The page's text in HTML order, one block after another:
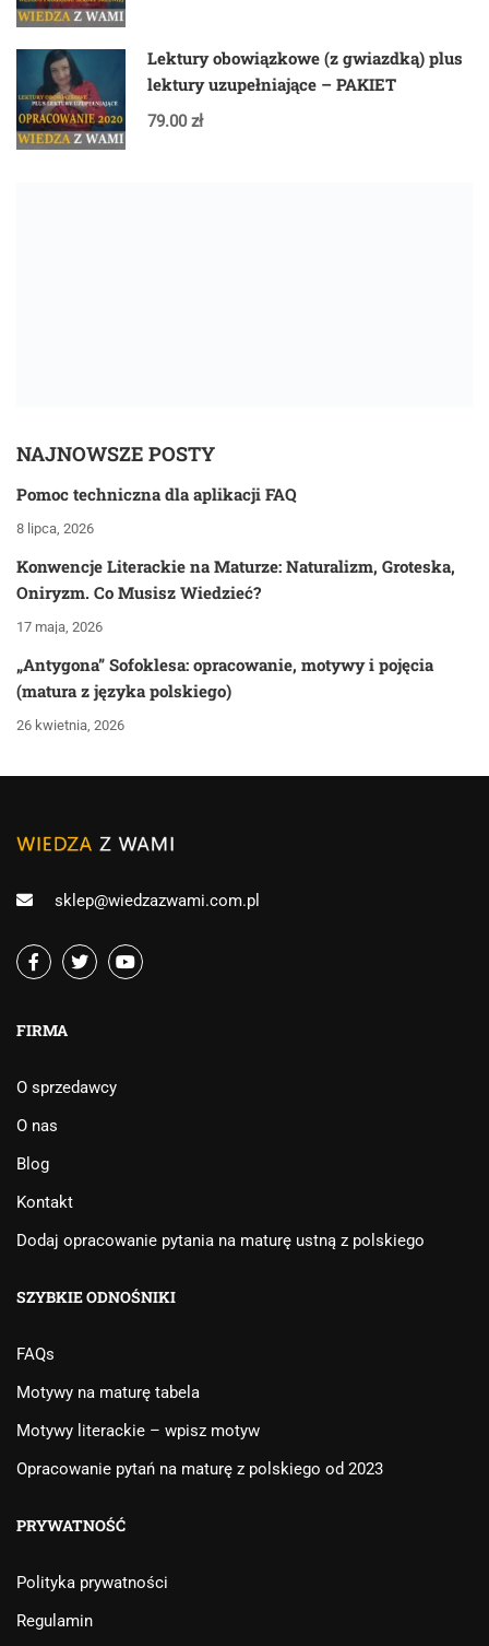
Lektury obowiązkowe (z gwiazdką) plus
lektury uzupełniające – PAKIET
79.00 zł
NAJNOWSZE POSTY
Pomoc techniczna dla aplikacji FAQ
8 lipca, 2026
Konwencje Literackie na Maturze: Naturalizm, Groteska,
Oniryzm. Co Musisz Wiedzieć?
17 maja, 2026
„Antygona” Sofoklesa: opracowanie, motywy i pojęcia
(matura z języka polskiego)
26 kwietnia, 2026
sklep@wiedzazwami.com.pl
FIRMA
O sprzedawcy
O nas
Blog
Kontakt
Dodaj opracowanie pytania na maturę ustną z polskiego
SZYBKIE ODNOŚNIKI
FAQs
Motywy na maturę tabela
Motywy literackie – wpisz motyw
Opracowanie pytań na maturę z polskiego od 2023
PRYWATNOŚĆ
Polityka prywatności
Regulamin